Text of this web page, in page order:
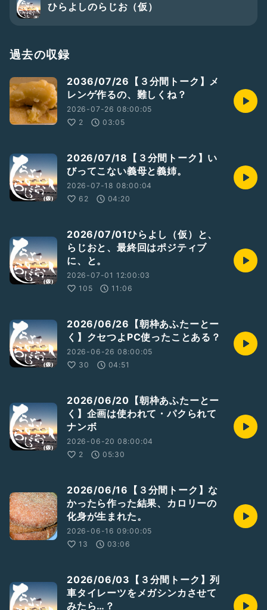
2026/05/12 おはようございます。
https://abr.ge/cs1124
https://m-78.jp/videoworks/ultraman-teo
https://dogengers.com
はなまる薬局
https://fiocco.co.jp
#ひとり語り
#男性トーカー #ラジオトーカー
#ライブ配信
#あふたーとーく
#ウルトラマンテオ #ドゲンジャーズ #はなまる薬局
#ラブライブサンシャイン
ひらよしのらじお（仮）
過去の収録
2036/07/26【３分間トーク】メ
レンゲ作るの、難しくね？
2026-07-26 08:00:05
2
03:05
2026/07/18【３分間トーク】い
びってこない義母と義姉。
2026-07-18 08:00:04
62
04:20
2026/07/01ひらよし（仮）と、
らじおと、最終回はポジティブ
に、と。
2026-07-01 12:00:03
105
11:06
2026/06/26【朝枠あふたーとー
く】クセつよPC使ったことある？
2026-06-26 08:00:05
30
04:51
2026/06/20【朝枠あふたーとー
く】企画は使われて・パクられて
ナンボ
2026-06-20 08:00:04
2
05:30
2026/06/16【３分間トーク】な
かったら作った結果、カロリーの
化身が生まれた。
2026-06-16 09:00:05
13
03:06
2026/06/03【３分間トーク】列
車タイレーツをメガシンカさせて
みたら…？